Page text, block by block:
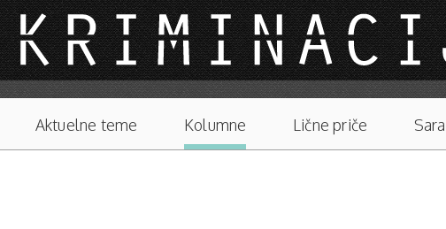
Aktuelne teme Kolumne Lične priče